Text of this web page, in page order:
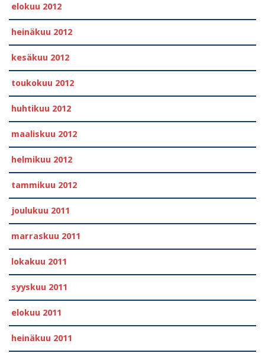
elokuu 2012
heinäkuu 2012
kesäkuu 2012
toukokuu 2012
huhtikuu 2012
maaliskuu 2012
helmikuu 2012
tammikuu 2012
joulukuu 2011
marraskuu 2011
lokakuu 2011
syyskuu 2011
elokuu 2011
heinäkuu 2011